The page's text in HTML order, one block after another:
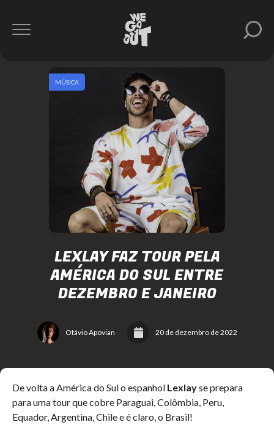
LEXLAY FAZ TOUR PELA
AMÉRICA DO SUL ENTRE
DEZEMBRO E JANEIRO
Otávio Apovian 20 de dezembro de 2022
MÚSICA
De volta a América do Sul o espanhol Lexlayse prepara
para uma tour que cobre Paraguai, Colômbia, Peru,
Equador, Argentina, Chile e é claro, o Brasil!